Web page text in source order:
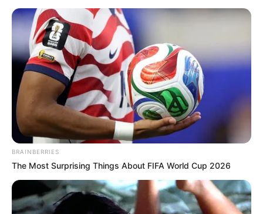
BRAINBERRIES
The Most Surprising Things About FIFA World Cup 2026